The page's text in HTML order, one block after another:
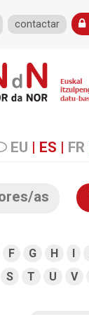
contactar
EU | ES | FR
as
F G H I
S T U V